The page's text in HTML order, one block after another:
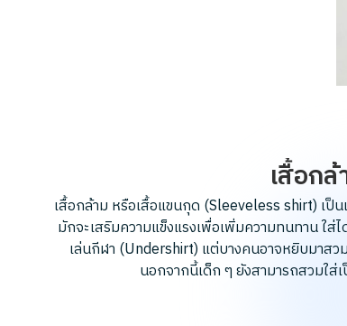
เสื้อกล้
เสื้อกล้าม หรือเสื้อแขนกุด (Sleeveless shirt) เป็
มักจะเสริมความแข็งแรงเพื่อเพิ่มความทนทาน ใ
เล่นกีฬา (Undershirt) แต่บางคนอาจหยิบมาสว
นอกจากนี้เด็ก ๆ ยังสามารถสวมใส่